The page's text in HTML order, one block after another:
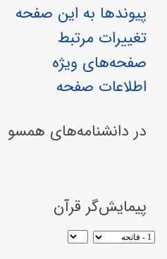
پیوندها به این صفحه
تغییرات مرتبط
صفحه‌های ویژه
اطلاعات صفحه
در دانشنامه‌های همسو
پیمایش‌گر قرآن